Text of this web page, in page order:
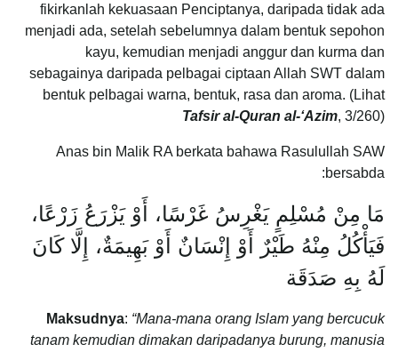
fikirkanlah kekuasaan Penciptanya, daripada tidak ada
menjadi ada, setelah sebelumnya dalam bentuk sepohon
kayu, kemudian menjadi anggur dan kurma dan
sebagainya daripada pelbagai ciptaan Allah SWT dalam
bentuk pelbagai warna, bentuk, rasa dan aroma. (Lihat
Tafsir al-Quran al-‘Azim, 3/260)
Anas bin Malik RA berkata bahawa Rasulullah SAW
bersabda:
مَا مِنْ مُسْلِمٍ يَغْرِسُ غَرْسًا، أَوْ يَزْرَعُ زَرْعًا،
فَيَأْكُلُ مِنْهُ طَيْرٌ أَوْ إِنْسَانٌ أَوْ بَهِيمَةٌ، إِلَّا كَانَ
لَهُ بِهِ صَدَقَة
Maksudnya: “Mana-mana orang Islam yang bercucuk
tanam kemudian dimakan daripadanya burung, manusia